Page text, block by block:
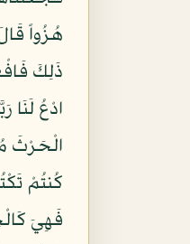
فَهِيَ